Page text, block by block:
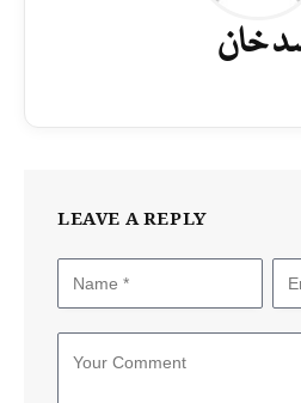
خان
LEAVE A REPLY